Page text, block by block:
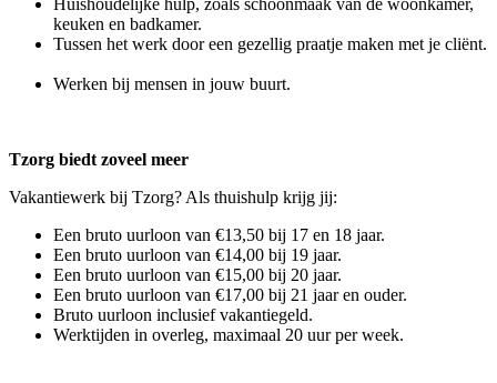
Huishoudelijke hulp, zoals schoonmaak van de woonkamer,
keuken en badkamer.
Tussen het werk door een gezellig praatje maken met je cliënt.
Werken bij mensen in jouw buurt.
Tzorg biedt zoveel meer
Vakantiewerk bij Tzorg? Als thuishulp krijg jij:
Een bruto uurloon van €13,50 bij 17 en 18 jaar.
Een bruto uurloon van €14,00 bij 19 jaar.
Een bruto uurloon van €15,00 bij 20 jaar.
Een bruto uurloon van €17,00 bij 21 jaar en ouder.
Bruto uurloon inclusief vakantiegeld.
Werktijden in overleg, maximaal 20 uur per week.